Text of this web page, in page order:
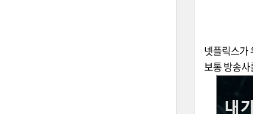
넷플릭스가
보통 방송